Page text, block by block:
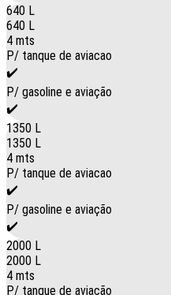
640 L
640 L
4 mts
P/ tanque de aviacao
✔️
P/ gasoline e aviação
✔️
1350 L
1350 L
4 mts
P/ tanque de aviacao
✔️
P/ gasoline e aviação
✔️
2000 L
2000 L
4 mts
P/ tanque de aviação